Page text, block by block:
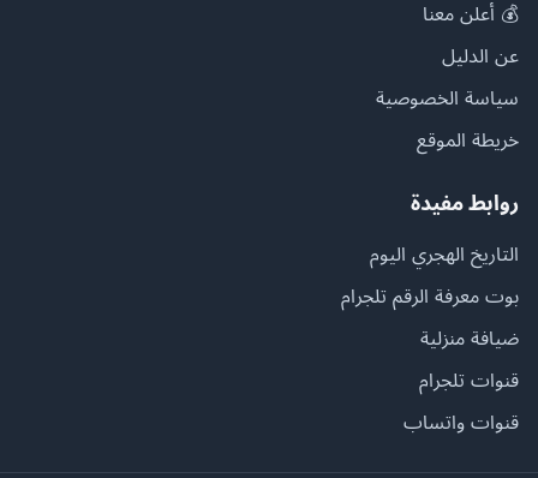
💰 أعلن معنا
عن الدليل
سياسة الخصوصية
خريطة الموقع
روابط مفيدة
التاريخ الهجري اليوم
بوت معرفة الرقم تلجرام
ضيافة منزلية
قنوات تلجرام
قنوات واتساب